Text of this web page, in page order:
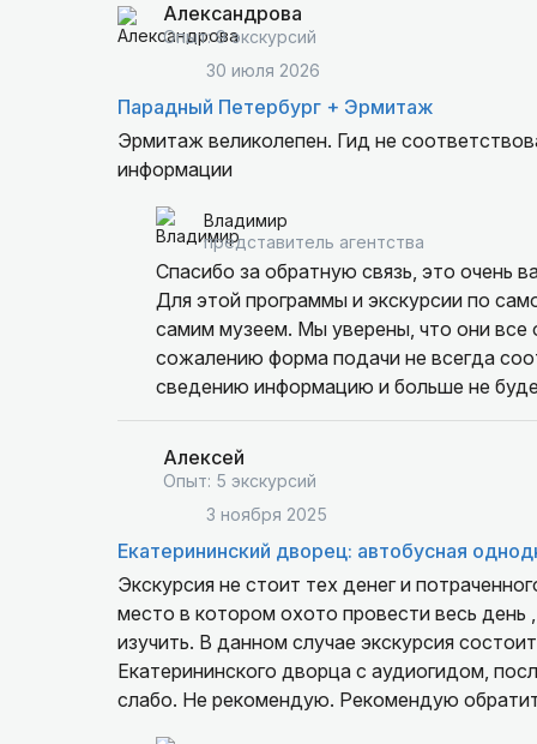
Александрова
Опыт: 9 экскурсий
30 июля 2026
Парадный Петербург + Эрмитаж
Эрмитаж великолепен. Гид не
информации
Владимир
представитель агентства
Спасибо за обратную связь, это очень
Для этой программы и экскурсии по
самим музеем. Мы уверены, что они
сожалению форма подачи не всегда
сведению информацию и больше не
Алексей
Опыт: 5 экскурсий
3 ноября 2025
Екатерининский дворец: автобусная
Экскурсия не стоит тех денег и
место в котором охото провести весь день
изучить. В данном случае экскурсия
Екатерининского дворца с аудиогидом,
слабо. Не рекомендую. Рекомендую